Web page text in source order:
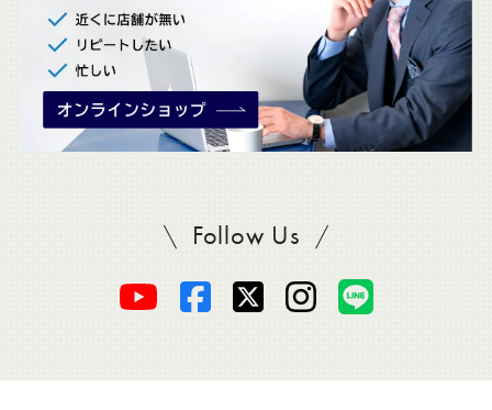
Follow UsSADAをフォロー
オ
オ
オ
オ